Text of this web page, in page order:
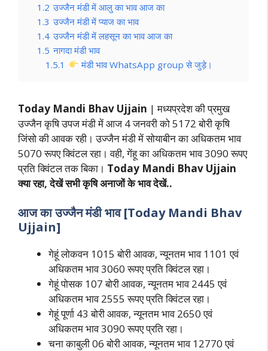
1.2 उज्जैन मंडी में आलु का भाव आज का
1.3 उज्जैन मंडी में प्याज का भाव
1.4 उज्जैन मंडी में लहसून का भाव आज का
1.5 नागदा मंडी भाव
1.5.1
मंडी भाव WhatsApp group से जुड़े।
Today Mandi Bhav Ujjain | मध्यप्रदेश की प्रमुख
उज्जैन कृषि उपज मंडी में आज 4 जनवरी को 5172 बोरी कृषि
जिंसो की आवक रही। उज्जैन मंडी में सोयाबीन का अधिकतम भाव
5070 रूपए क्विंटल रहा। वही, गेंहू का अधिकतम भाव 3090 रूपए
प्रति क्विंटल तक बिका। Today Mandi Bhav Ujjain
क्या रहा, देखेंसभी कृषि अनाजों के भाव देखें..
आज काउज्जैनमंडी भाव [Today Mandi Bhav
Ujjain]
गेहूं लोकवन 1015 बोरी आवक, न्यूनतम भाव 1101 एवं
अधिकतम भाव 3060 रूपए प्रति क्विंटल रहा।
गेहूं पोसक 107 बोरी आवक, न्यूनतम भाव 2445 एवं
अधिकतम भाव 2555 रूपए प्रति क्विंटल रहा।
गेहूं पूर्णा 43 बोरी आवक, न्यूनतम भाव 2650 एवं
अधिकतम भाव 3090 रूपए प्रति रहा।
चना काबुली 06 बोरी आवक, न्यूनतम भाव 12770 एवं